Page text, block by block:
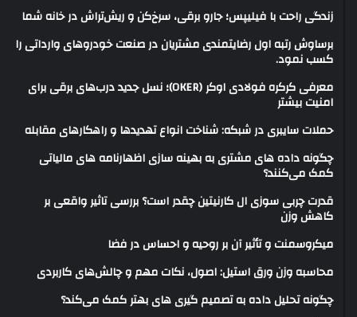
زندگی راحت با فیلیپس؛ جارو برقی، سرخ‌کن و ریش‌تراش در خانه شما
برساوش رتبه اول رضایتمندی مشتریان در صنعت خودروهای وارداتی را
کسب نمود.
معرفی کرکره فولادی اوکر (OKER)؛ نسل جدید درب‌های برقی برای
امنیت بیشتر
حملات سایبری در شبکه: شناخت انواع تهدیدها و راهکارهای مقابله
چگونه داده های مشتری به بهینه سازی اظهارنامه های مالیاتی
کمک می‌کنند؟
قدرت چربی سوزی ال کارنیتین چقدر است؟ بررسی تاثیر واقعی بر
کاهش وزن
میکروسمنت و تأثیر آن بر روحیه و احساس در فضا
محاسبه وزن ورق استیل: اصول، نکات مهم و چالش‌های کاربردی
چگونه تحلیل داده به تصمیم گیری های بهتر کمک می‌کند؟